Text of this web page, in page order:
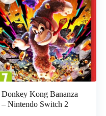
Donkey Kong Bananza
– Nintendo Switch 2